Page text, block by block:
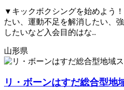
▼キックボクシングを始めよう
たい、運動不足を解消したい、
したいなど入会目的はな..
山形県
リ・ボーンはすだ総合型地